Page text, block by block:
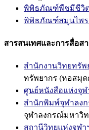
พิพิธภัณฑ์พืชมีชีวิ
พิพิธภัณฑ์สมุนไพร
สารสนเทศและการสื่อส
สำนักงานวิทยทรัพ
ทรัพยากร (หอสมุด
ศูนย์หนังสือแห่งจุฬ
สำนักพิมพ์จุฬาลง
จุฬาลงกรณ์มหาวิ
สถานีวิทยุแห่งจุฬา